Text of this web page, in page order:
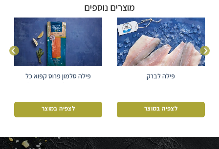
מוצרים נוספים
פילה לברק
לצפיה במוצר
פילה סלמון פרוס קפוא כל
מארז שוקל בין 800 גרם ל-
לצפיה במוצר